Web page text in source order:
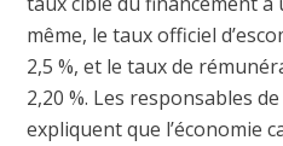
même, le taux officiel
2,5 %, et le taux de
2,20 %. Les responsables
expliquent que l’économie